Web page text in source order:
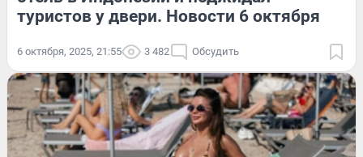
туристов у двери. Новости 6 октября
6 октября, 2025, 21:55 3 482 Обсудить